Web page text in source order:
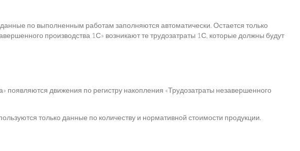
по выполненным работам заполняются автоматически. Остается только
производства 1С» возникают те трудозатраты 1С, которые должны будут
движения по регистру накопления «Трудозатраты незавершенного
только данные по количеству и нормативной стоимости продукции.